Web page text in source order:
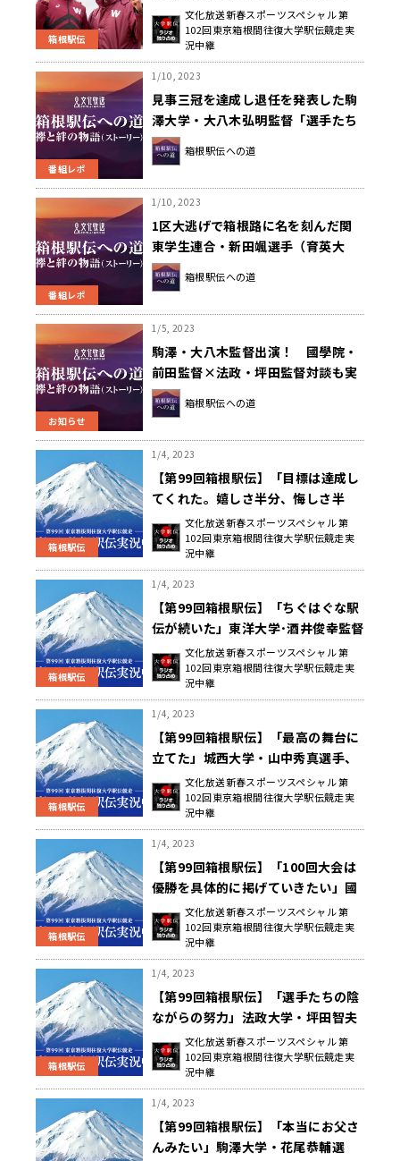
箱根駅伝
ス井川龍人
文化放送新春スポーツスペシャル 第
102回東京箱根間往復大学駅伝競走実
況中継
番組レポ
1/10, 2023
見事三冠を達成し退任を発表した駒
澤大学・大八木弘明監督「選手たち
は本当に凄いと思った」～箱根駅伝
への道～
箱根駅伝への道
番組レポ
1/10, 2023
1区大逃げで箱根路に名を刻んだ関
東学生連合・新田颯選手（育英大
学）「もう一度箱根に戻るという一
心でやってきた」～箱根駅伝への道
箱根駅伝への道
お知らせ
1/5, 2023
駒澤・大八木監督出演！ 國學院・
前田監督×法政・坪田監督対談も実
現！ 1月6日(金)19:00～文化放送
箱根駅伝特番放送決定！
箱根駅伝への道
箱根駅伝
1/4, 2023
【第99回箱根駅伝】「目標は達成し
てくれた。嬉しさ半分、悔しさ半
分」中央大学・藤原正和監督 レース
後コメント
文化放送新春スポーツスペシャル 第
102回東京箱根間往復大学駅伝競走実
況中継
箱根駅伝
1/4, 2023
【第99回箱根駅伝】「ちぐはぐな駅
伝が続いた」東洋大学･酒井俊幸監督
レース終了後コメント
文化放送新春スポーツスペシャル 第
102回東京箱根間往復大学駅伝競走実
況中継
箱根駅伝
1/4, 2023
【第99回箱根駅伝】「最高の舞台に
立てた」城西大学・山中秀真選手、
レース終了後コメント
文化放送新春スポーツスペシャル 第
102回東京箱根間往復大学駅伝競走実
況中継
箱根駅伝
1/4, 2023
【第99回箱根駅伝】「100回大会は
優勝を具体的に掲げていきたい」國
學院大學・前田康弘監督 レース後コ
メント
文化放送新春スポーツスペシャル 第
102回東京箱根間往復大学駅伝競走実
況中継
箱根駅伝
1/4, 2023
【第99回箱根駅伝】「選手たちの陰
ながらの努力」法政大学・坪田智夫
監督 レース後コメント
文化放送新春スポーツスペシャル 第
102回東京箱根間往復大学駅伝競走実
況中継
1/4, 2023
【第99回箱根駅伝】「本当にお父さ
んみたい」駒澤大学・花尾恭輔選